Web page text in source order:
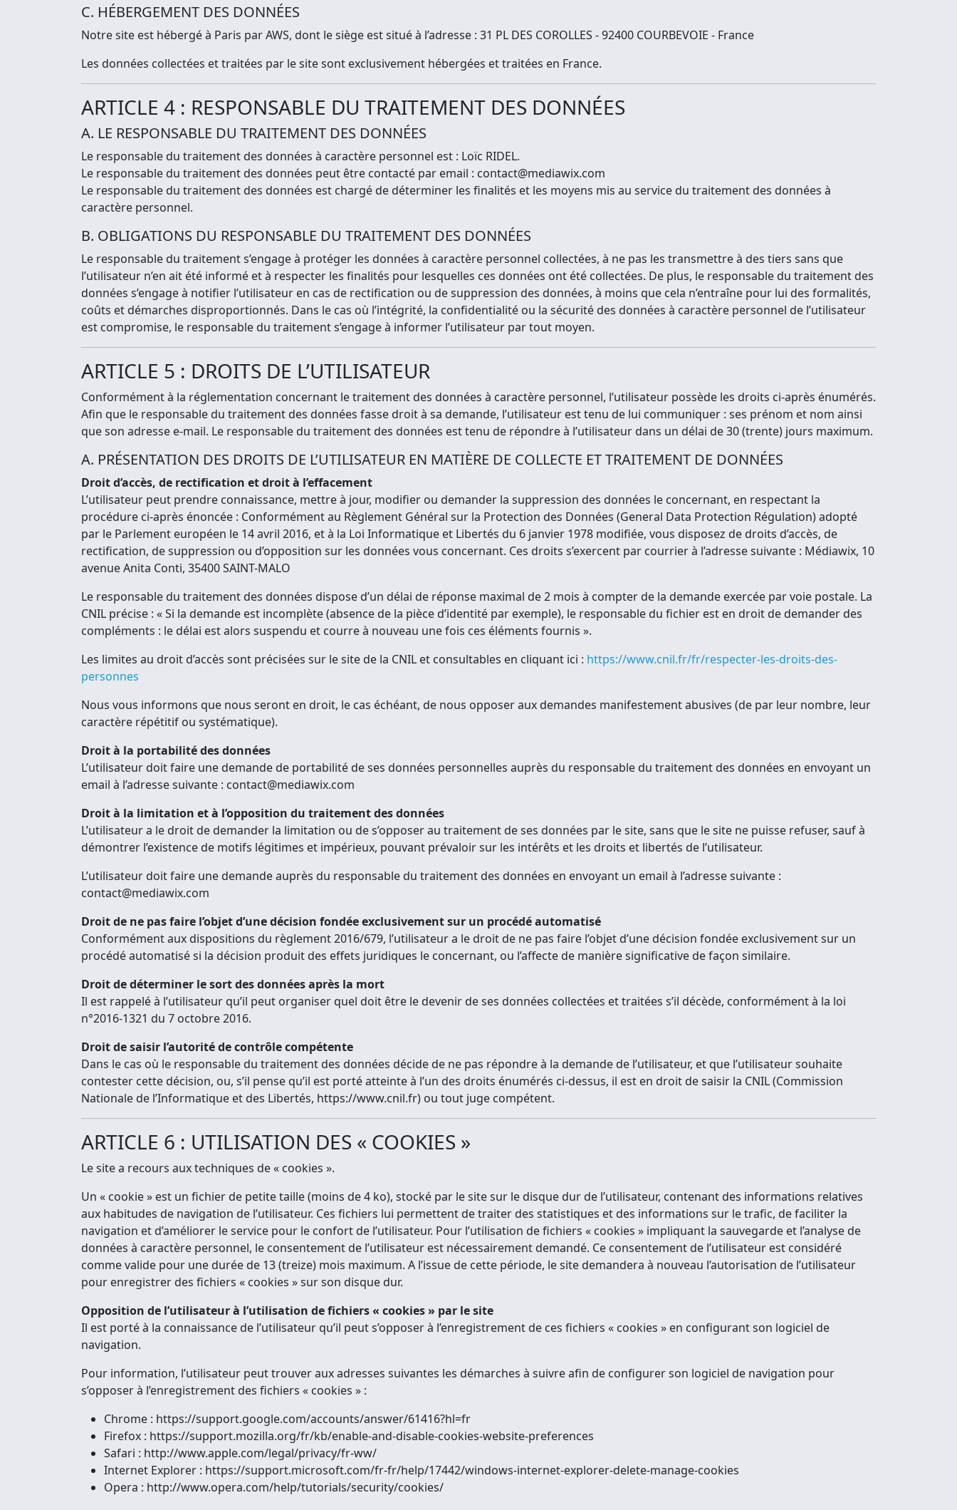
C. HÉBERGEMENT DES DONNÉES
Notre site est hébergé à Paris par AWS, dont le siège est situé à l’adresse : 31 PL DES COROLLES - 92400 COURBEVOIE - France
Les données collectées et traitées par le site sont exclusivement hébergées et traitées en France.
ARTICLE 4 : RESPONSABLE DU TRAITEMENT DES DONNÉES
A. LE RESPONSABLE DU TRAITEMENT DES DONNÉES
Le responsable du traitement des données à caractère personnel est : Loïc RIDEL.
Le responsable du traitement des données peut être contacté par email : contact@mediawix.com
Le responsable du traitement des données est chargé de déterminer les finalités et les moyens mis au service du traitement des données à
caractère personnel.
B. OBLIGATIONS DU RESPONSABLE DU TRAITEMENT DES DONNÉES
Le responsable du traitement s’engage à protéger les données à caractère personnel collectées, à ne pas les transmettre à des tiers sans que
l’utilisateur n’en ait été informé et à respecter les finalités pour lesquelles ces données ont été collectées. De plus, le responsable du traitement des
données s’engage à notifier l’utilisateur en cas de rectification ou de suppression des données, à moins que cela n’entraîne pour lui des formalités,
coûts et démarches disproportionnés. Dans le cas où l’intégrité, la confidentialité ou la sécurité des données à caractère personnel de l’utilisateur
est compromise, le responsable du traitement s’engage à informer l’utilisateur par tout moyen.
ARTICLE 5 : DROITS DE L’UTILISATEUR
Conformément à la réglementation concernant le traitement des données à caractère personnel, l’utilisateur possède les droits ci-après énumérés.
Afin que le responsable du traitement des données fasse droit à sa demande, l’utilisateur est tenu de lui communiquer : ses prénom et nom ainsi
que son adresse e-mail. Le responsable du traitement des données est tenu de répondre à l’utilisateur dans un délai de 30 (trente) jours maximum.
A. PRÉSENTATION DES DROITS DE L’UTILISATEUR EN MATIÈRE DE COLLECTE ET TRAITEMENT DE DONNÉES
Droit d’accès, de rectification et droit à l’effacement
L’utilisateur peut prendre connaissance, mettre à jour, modifier ou demander la suppression des données le concernant, en respectant la
procédure ci-après énoncée : Conformément au Règlement Général sur la Protection des Données (General Data Protection Régulation) adopté
par le Parlement européen le 14 avril 2016, et à la Loi Informatique et Libertés du 6 janvier 1978 modifiée, vous disposez de droits d’accès, de
rectification, de suppression ou d’opposition sur les données vous concernant. Ces droits s’exercent par courrier à l’adresse suivante : Médiawix, 10
avenue Anita Conti, 35400 SAINT-MALO
Le responsable du traitement des données dispose d’un délai de réponse maximal de 2 mois à compter de la demande exercée par voie postale. La
CNIL précise : « Si la demande est incomplète (absence de la pièce d’identité par exemple), le responsable du fichier est en droit de demander des
compléments : le délai est alors suspendu et courre à nouveau une fois ces éléments fournis ».
Les limites au droit d’accès sont précisées sur le site de la CNIL et consultables en cliquant ici : https://www.cnil.fr/fr/respecter-les-droits-des-
personnes
Nous vous informons que nous seront en droit, le cas échéant, de nous opposer aux demandes manifestement abusives (de par leur nombre, leur
caractère répétitif ou systématique).
Droit à la portabilité des données
L’utilisateur doit faire une demande de portabilité de ses données personnelles auprès du responsable du traitement des données en envoyant un
email à l’adresse suivante : contact@mediawix.com
Droit à la limitation et à l’opposition du traitement des données
L’utilisateur a le droit de demander la limitation ou de s’opposer au traitement de ses données par le site, sans que le site ne puisse refuser, sauf à
démontrer l’existence de motifs légitimes et impérieux, pouvant prévaloir sur les intérêts et les droits et libertés de l’utilisateur.
L’utilisateur doit faire une demande auprès du responsable du traitement des données en envoyant un email à l’adresse suivante :
contact@mediawix.com
Droit de ne pas faire l’objet d’une décision fondée exclusivement sur un procédé automatisé
Conformément aux dispositions du règlement 2016/679, l’utilisateur a le droit de ne pas faire l’objet d’une décision fondée exclusivement sur un
procédé automatisé si la décision produit des effets juridiques le concernant, ou l’affecte de manière significative de façon similaire.
Droit de déterminer le sort des données après la mort
Il est rappelé à l’utilisateur qu’il peut organiser quel doit être le devenir de ses données collectées et traitées s’il décède, conformément à la loi
n°2016-1321 du 7 octobre 2016.
Droit de saisir l’autorité de contrôle compétente
Dans le cas où le responsable du traitement des données décide de ne pas répondre à la demande de l’utilisateur, et que l’utilisateur souhaite
contester cette décision, ou, s’il pense qu’il est porté atteinte à l’un des droits énumérés ci-dessus, il est en droit de saisir la CNIL (Commission
Nationale de l’Informatique et des Libertés, https://www.cnil.fr) ou tout juge compétent.
ARTICLE 6 : UTILISATION DES « COOKIES »
Le site a recours aux techniques de « cookies ».
Un « cookie » est un fichier de petite taille (moins de 4 ko), stocké par le site sur le disque dur de l’utilisateur, contenant des informations relatives
aux habitudes de navigation de l’utilisateur. Ces fichiers lui permettent de traiter des statistiques et des informations sur le trafic, de faciliter la
navigation et d’améliorer le service pour le confort de l’utilisateur. Pour l’utilisation de fichiers « cookies » impliquant la sauvegarde et l’analyse de
données à caractère personnel, le consentement de l’utilisateur est nécessairement demandé. Ce consentement de l’utilisateur est considéré
comme valide pour une durée de 13 (treize) mois maximum. A l’issue de cette période, le site demandera à nouveau l’autorisation de l’utilisateur
pour enregistrer des fichiers « cookies » sur son disque dur.
Opposition de l’utilisateur à l’utilisation de fichiers « cookies » par le site
Il est porté à la connaissance de l’utilisateur qu’il peut s’opposer à l’enregistrement de ces fichiers « cookies » en configurant son logiciel de
navigation.
Pour information, l’utilisateur peut trouver aux adresses suivantes les démarches à suivre afin de configurer son logiciel de navigation pour
s’opposer à l’enregistrement des fichiers « cookies » :
Chrome : https://support.google.com/accounts/answer/61416?hl=fr
Firefox : https://support.mozilla.org/fr/kb/enable-and-disable-cookies-website-preferences
Safari : http://www.apple.com/legal/privacy/fr-ww/
Internet Explorer : https://support.microsoft.com/fr-fr/help/17442/windows-internet-explorer-delete-manage-cookies
Opera : http://www.opera.com/help/tutorials/security/cookies/